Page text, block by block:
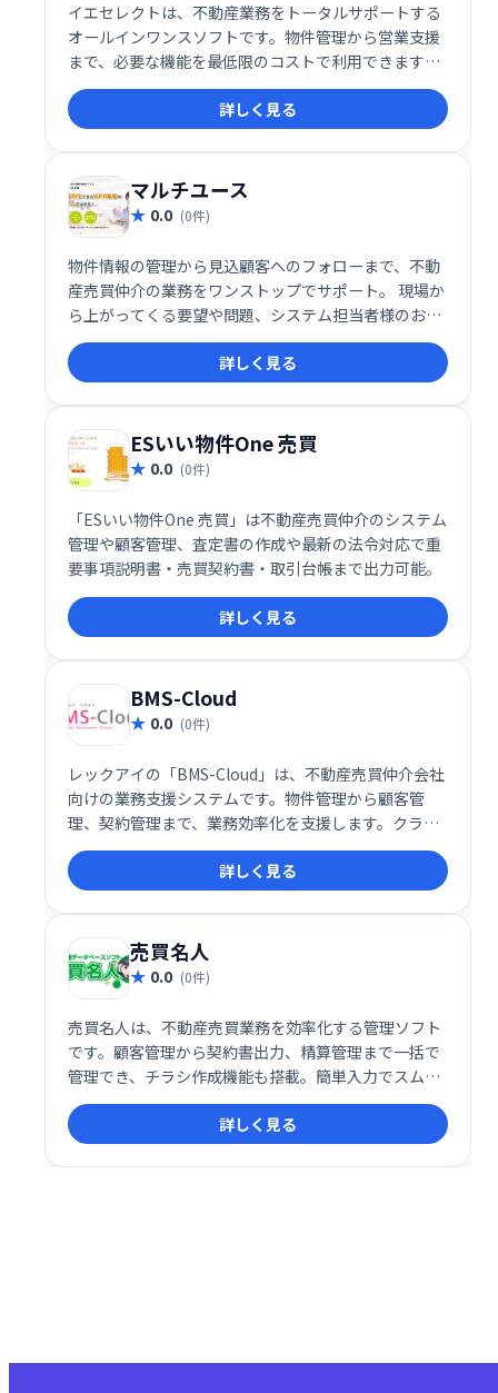
イエセレクトは、不動産業務をトータルサポートする
オールインワンスソフトです。物件管理から営業支援
まで、必要な機能を最低限のコストで利用できます。
手軽に導入でき、業務効率化を実現します。
詳しく見る
マルチユース
0.0 (0件)
物件情報の管理から見込顧客へのフォローまで、不動
産売買仲介の業務をワンストップでサポート。 現場か
ら上がってくる要望や問題、システム担当者様のお悩
みにお応えします。 他社との差別化に有効. オプショ
ン機能も豊富.
詳しく見る
ESいい物件One 売買
0.0 (0件)
「ESいい物件One 売買」は不動産売買仲介のシステム
管理や顧客管理、査定書の作成や最新の法令対応で重
要事項説明書・売買契約書・取引台帳まで出力可能。
詳しく見る
BMS-Cloud
0.0 (0件)
レックアイの「BMS-Cloud」は、不動産売買仲介会社
向けの業務支援システムです。物件管理から顧客管
理、契約管理まで、業務効率化を支援します。クラウ
ド型なので場所を選ばずアクセス可能。生産性向上と
業務の省力化を実現し、スムーズな業務フローを構築
できます。
詳しく見る
売買名人
0.0 (0件)
売買名人は、不動産売買業務を効率化する管理ソフト
です。顧客管理から契約書出力、精算管理まで一括で
管理でき、チラシ作成機能も搭載。簡単入力でスムー
ズな業務を実現し、収益物件管理にも対応。売買仲介
業務の効率化、生産性向上に最適なシステムです。
詳しく見る